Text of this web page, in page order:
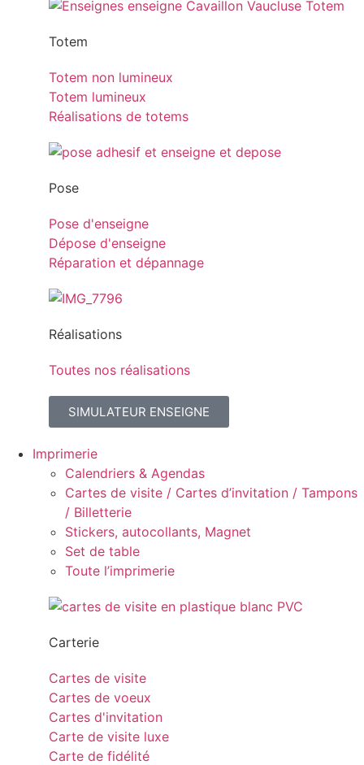
Totem
Totem non lumineux
Totem lumineux
Réalisations de totems
Pose
Pose d'enseigne
Dépose d'enseigne
Réparation et dépannage
Réalisations
Toutes nos réalisations
SIMULATEUR ENSEIGNE
Imprimerie
Calendriers & Agendas
Cartes de visite / Cartes d’invitation / Tampons
/ Billetterie
Stickers, autocollants, Magnet
Set de table
Toute l’imprimerie
Carterie
Cartes de visite
Cartes de voeux
Cartes d'invitation
Carte de visite luxe
Carte de fidélité